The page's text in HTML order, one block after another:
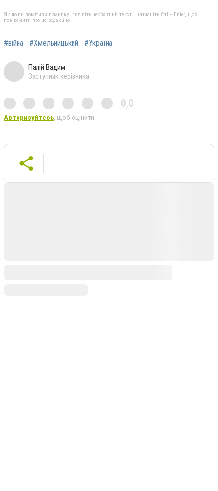
Якщо ви помітили помилку, виділіть необхідний текст і натисніть Ctrl + Enter, щоб
повідомити про це редакцію
#війна #Хмельницький #Україна
Палій Вадим
Заступник керівника
0,0
Авторизуйтесь, щоб оцінити